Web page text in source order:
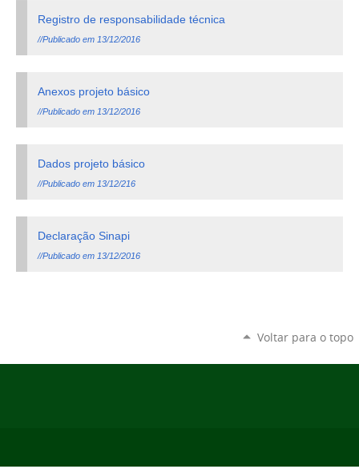
Registro de responsabilidade técnica
//Publicado em 13/12/2016
Anexos projeto básico
//Publicado em 13/12/2016
Dados projeto básico
//Publicado em 13/12/216
Declaração Sinapi
//Publicado em 13/12/2016
Voltar para o topo